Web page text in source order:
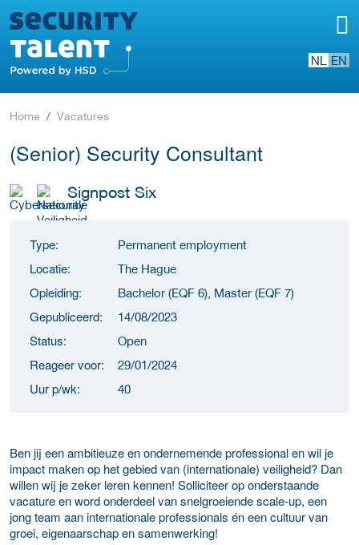
NL EN
Home Vacatures
(Senior) Security Consultant
Signpost Six
Type: Permanent employment
Locatie: The Hague
Opleiding: Bachelor (EQF 6), Master (EQF 7)
Gepubliceerd: 14/08/2023
Status: Open
Reageer voor: 29/01/2024
Uur p/wk: 40
Ben jij een ambitieuze en ondernemende professional en wil je
impact maken op het gebied van (internationale) veiligheid? Dan
willen wij je zeker leren kennen! Solliciteer op onderstaande
vacature en word onderdeel van snelgroeiende scale-up, een
jong team aan internationale professionals én een cultuur van
groei, eigenaarschap en samenwerking!